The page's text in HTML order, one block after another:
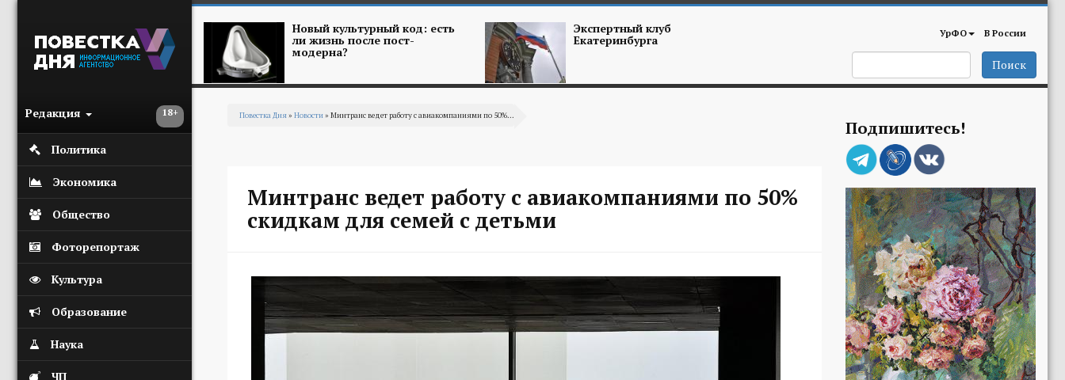
18+
Редакция
Политика
Экономика
Общество
Фоторепортаж
Культура
Образование
Наука
ЧП
Новый культурный код: есть
ли жизнь после пост-
модерна?
Экспертный клуб
Екатеринбурга УрФО В России
Поиск
Повестка Дня» Новости» Минтранс ведет работу с авиакомпаниями по 50%...
Минтранс ведет работу с авиакомпаниями по 50%
скидкам для семей с детьми
Подпишитесь!